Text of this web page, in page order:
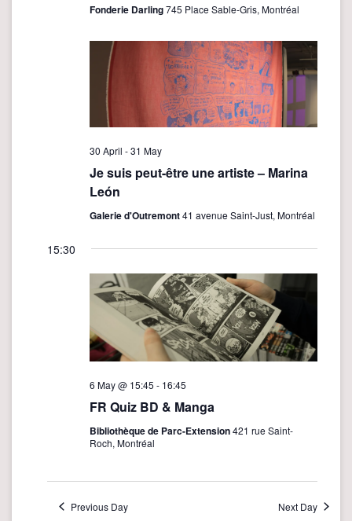
a
d
V
i
e
s
a
v
i
g
a
t
i
t
i
o
n
Fonderie Darling745 Place Sable-Gris, Montréal
30 April -31 May
Je suis peut-être une artiste – Marina
León
Galerie d'Outremont41 avenue Saint-Just, Montréal
15:30
6 May @ 15:45 - 16:45
FR Quiz BD & Manga
Bibliothèque de Parc-Extension421 rue Saint-
Roch, Montréal
Previous Day Next Day